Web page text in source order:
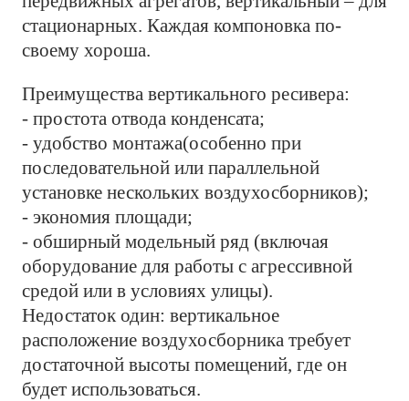
стационарных. Каждая компоновка по-
своему хороша.
Преимущества вертикального ресивера:
- простота отвода конденсата;
- удобство монтажа(особенно при
последовательной или параллельной
установке нескольких воздухосборников);
- экономия площади;
- обширный модельный ряд (включая
оборудование для работы с агрессивной
средой или в условиях улицы).
Недостаток один: вертикальное
расположение воздухосборника требует
достаточной высоты помещений, где он
будет использоваться.